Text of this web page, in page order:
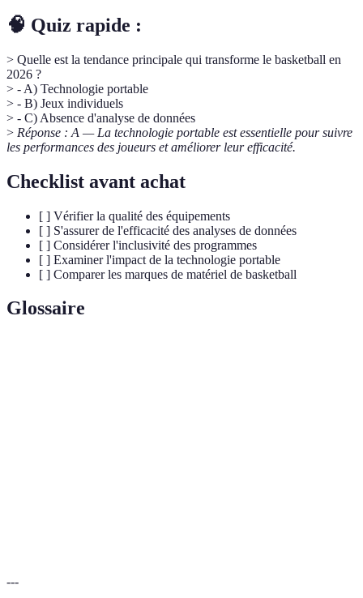
🧠 Quiz rapide :
> Quelle est la tendance principale qui transforme le basketball en
2026 ?
> - A) Technologie portable
> - B) Jeux individuels
> - C) Absence d'analyse de données
> Réponse : A — La technologie portable est essentielle pour suivre
les performances des joueurs et améliorer leur efficacité.
Checklist avant achat
[ ] Vérifier la qualité des équipements
[ ] S'assurer de l'efficacité des analyses de données
[ ] Considérer l'inclusivité des programmes
[ ] Examiner l'impact de la technologie portable
[ ] Comparer les marques de matériel de basketball
Glossaire
---